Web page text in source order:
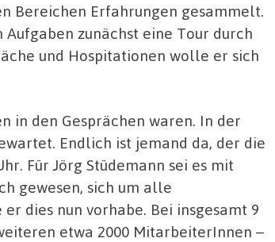
Bereichen Erfahrungen gesammelt.
zunächst eine Tour durch
und Hospitationen wolle er sich
in den Gesprächen waren. In der
Endlich ist jemand da, der die
Für Jörg Stüdemann sei es mit
gewesen, sich um alle
dies nun vorhabe. Bei insgesamt 9
etwa 2000 MitarbeiterInnen –